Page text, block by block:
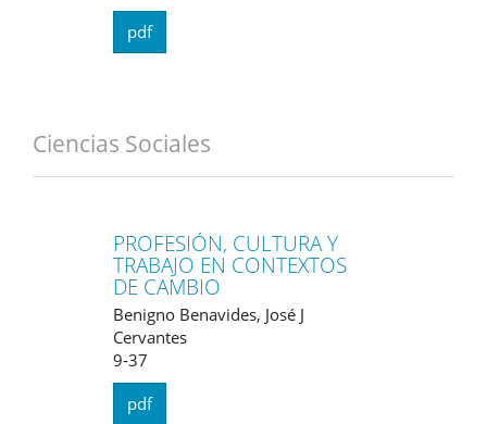
pdf
Ciencias Sociales
PROFESIÓN, CULTURA Y
TRABAJO EN CONTEXTOS
DE CAMBIO
Benigno Benavides, José J
Cervantes
9-37
pdf